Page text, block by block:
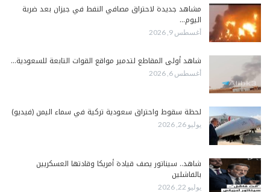
مشاهد جديدة لاحتراق مصافي النفط في جيزان بعد ضربة
اليوم…
أغسطس 9, 2026
شاهد أولى المقاطع لتدمير مواقع القوات التابعة للسعودية…
أغسطس 6, 2026
لحظة سقوط واحتراق سعودية تركية في سماء اليمن (فيديو)
يوليو 26, 2026
شاهد.. سيناتور يصف قيادة أمريكا وقادتها العسكريين
بالفاشلين
يوليو 22, 2026